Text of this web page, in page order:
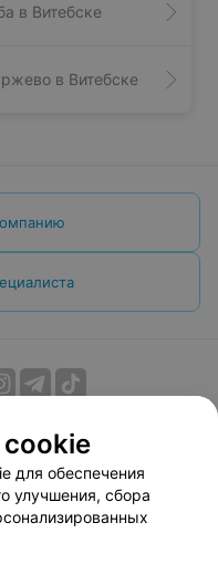
в Витебске
в Витебске
Способы оплаты
сервиса
для обеспечения
улучшения, сбора